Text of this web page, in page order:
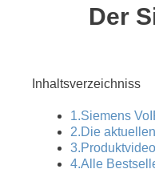
Der
Inhaltsverzeichniss
1.Siemens
2.Die
4.Alle